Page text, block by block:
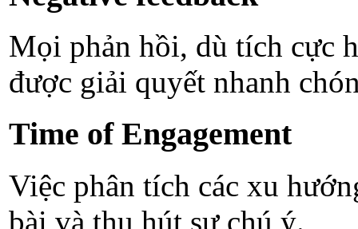
Mọi phản hồi, dù tích cực
được giải quyết nhanh
Time of Engagement
Việc phân tích các xu
bài và thu hút sự chú ý.